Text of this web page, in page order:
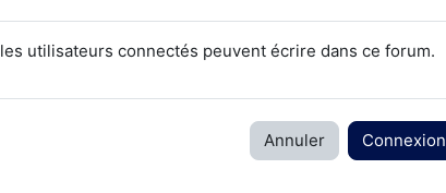
utilisateurs connectés peuvent écrire dans ce forum.
Annuler Connexion